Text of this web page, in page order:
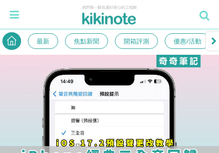
最新 焦點新聞 開箱評測 優惠/活動